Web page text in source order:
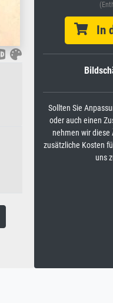
In
Sollten Sie
oder auch einen
nehmen wir diese
zusätzliche Kosten
uns